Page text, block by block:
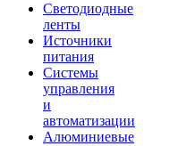
Светодиодные
ленты
Источники
питания
Системы
управления
и
автоматизации
Алюминиевые